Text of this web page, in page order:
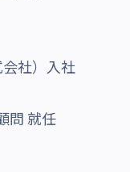
社）入社
問 就任